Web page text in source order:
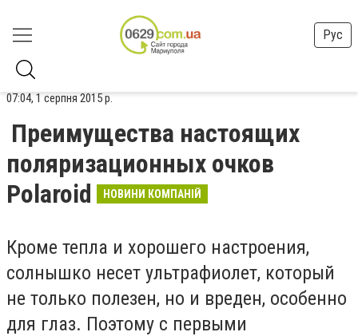
Рус
07:04, 1 серпня 2015 р.
Преимущества настоящих
поляризационных очков
Polaroid
НОВИНИ КОМПАНІЙ
Кроме тепла и хорошего настроения,
солнышко несет ультрафиолет, который
не только полезен, но и вреден, особенно
для глаз. Поэтому с первыми